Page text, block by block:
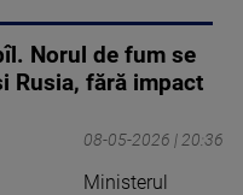
Norul de fum se
Rusia, fără impact
08-05-2026 | 20:36
Ministerul